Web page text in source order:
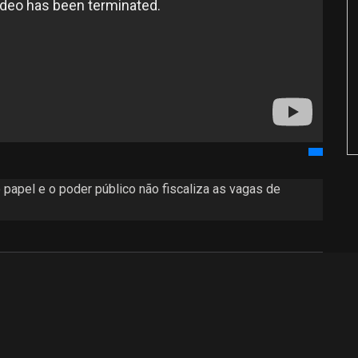
e o poder público não fiscaliza as vagas de